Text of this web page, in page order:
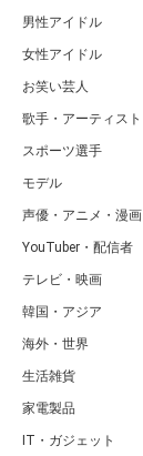
男性アイドル
女性アイドル
お笑い芸人
歌手・アーティスト
スポーツ選手
モデル
声優・アニメ・漫画
YouTuber・配信者
テレビ・映画
韓国・アジア
海外・世界
生活雑貨
家電製品
IT・ガジェット